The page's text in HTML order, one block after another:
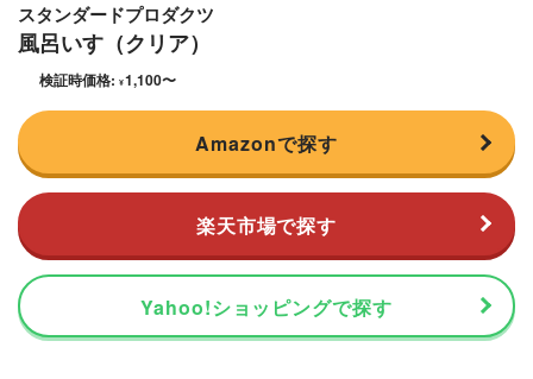
スタンダードプロダクツ
風呂いす（クリア）
検証時価格: ¥1,100〜
Amazonで探す
楽天市場で探す
Yahoo!ショッピングで探す